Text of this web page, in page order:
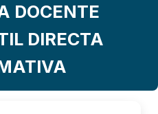
DOCENTE
DIRECTA